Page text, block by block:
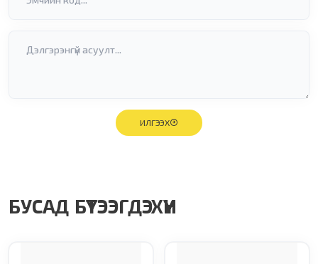
ИЛГЭЭХ
БУСАД БҮТЭЭГДЭХҮҮН